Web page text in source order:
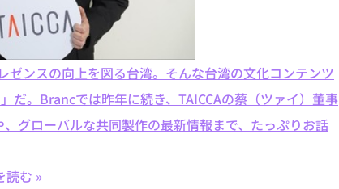
ンスの向上を図る台湾。そんな台湾の文化コンテンツ
だ。Brancでは昨年に続き、TAICCAの蔡（ツァイ）董事
グローバルな共同製作の最新情報まで、たっぷりお話
読む »